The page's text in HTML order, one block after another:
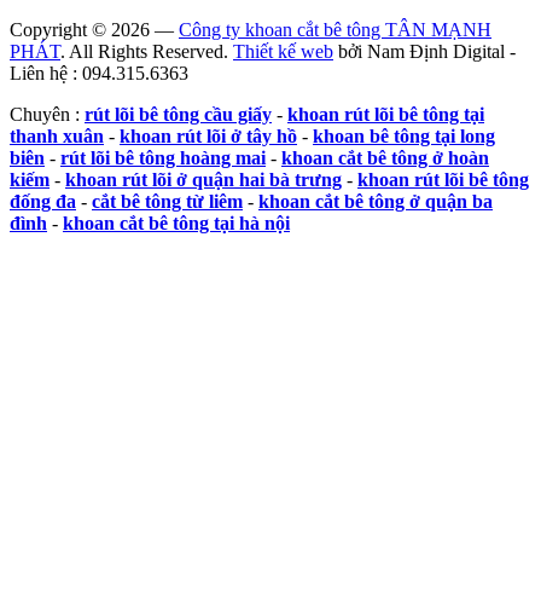
Copyright © 2026 — Công ty khoan cắt bê tông TÂN MẠNH
PHÁT. All Rights Reserved. Thiết kế web bởi Nam Định Digital -
Liên hệ : 094.315.6363
Chuyên : rút lõi bê tông cầu giấy - khoan rút lõi bê tông tại
thanh xuân - khoan rút lõi ở tây hồ - khoan bê tông tại long
biên - rút lõi bê tông hoàng mai - khoan cắt bê tông ở hoàn
kiếm - khoan rút lõi ở quận hai bà trưng - khoan rút lõi bê tông
đống đa - cắt bê tông từ liêm - khoan cắt bê tông ở quận ba
đình - khoan cắt bê tông tại hà nội